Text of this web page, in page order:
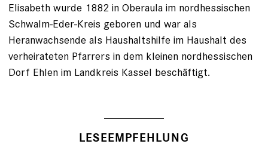
Elisabeth wurde 1882 in Oberaula im nordhessischen
Schwalm-Eder-Kreis geboren und war als
Heranwachsende als Haushaltshilfe im Haushalt des
verheirateten Pfarrers in dem kleinen nordhessischen
Dorf Ehlen im Landkreis Kassel beschäftigt.
LESEEMPFEHLUNG